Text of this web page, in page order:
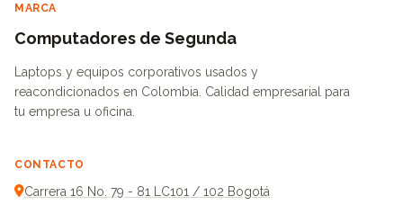
MARCA
Computadores de Segunda
Laptops y equipos corporativos usados y
reacondicionados en Colombia. Calidad empresarial para
tu empresa u oficina.
CONTACTO
Carrera 16 No. 79 - 81 LC101 / 102 Bogotá